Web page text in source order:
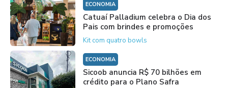
ECONOMIA
Catuaí Palladium celebra o Dia dos
Pais com brindes e promoções
Kit com quatro bowls
ECONOMIA
Sicoob anuncia R$ 70 bilhões em
crédito para o Plano Safra